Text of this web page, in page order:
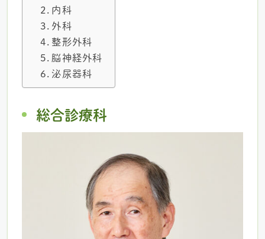
内科
外科
整形外科
脳神経外科
泌尿器科
総合診療科